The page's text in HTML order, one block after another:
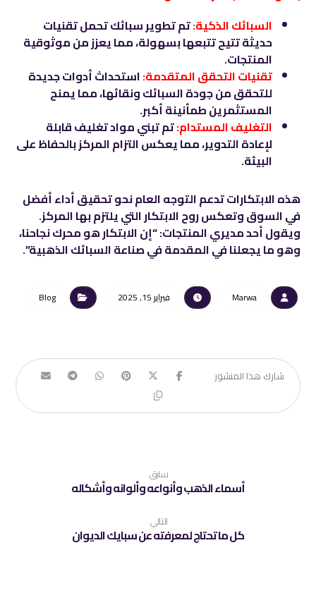
السبائك الذكية:تم تطوير سبائك تحمل تقنيات
حديثة تتيح تتبعها بسهولة، مما يعزز من موثوقية
المنتجات.
تقنيات التحقق المتقدمة:استحداث أدوات جديدة
للتحقق من جودة السبائك ونقائها، مما يمنح
المستثمرين طمأنينة أكبر.
التغليف المستدام:تم تبني مواد تغليف قابلة
لإعادة التدوير، مما يعكس التزام المركز بالحفاظ على
البيئة.
هذه الابتكارات تدعم التوجه العام نحو تحقيق أداء أفضل
في السوق وتعكس روح الابتكار التي يلتزم بها المركز.
ويقول أحد مديري المنتجات: “إن الابتكار هو محرك نجاحنا،
وهو ما يجعلنا في المقدمة في صناعة السبائك الذهبية”.
Marwa فبراير 15, 2025 Blog
سابق
أسماء الذهب وأنواعه وألوانه وأشكاله
التالي
كل ما تحتاج لمعرفته عن سبايك الديوان